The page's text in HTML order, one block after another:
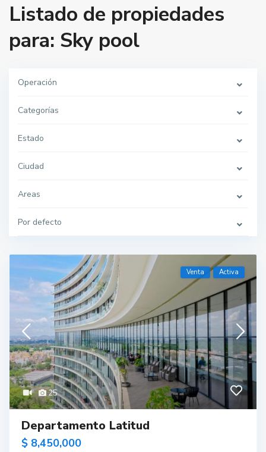
Listado de propiedades
para: Sky pool
Operación
Categorías
Estado
Ciudad
Areas
Por defecto
25
Venta Activa
Departamento Latitud
$ 8,450,000